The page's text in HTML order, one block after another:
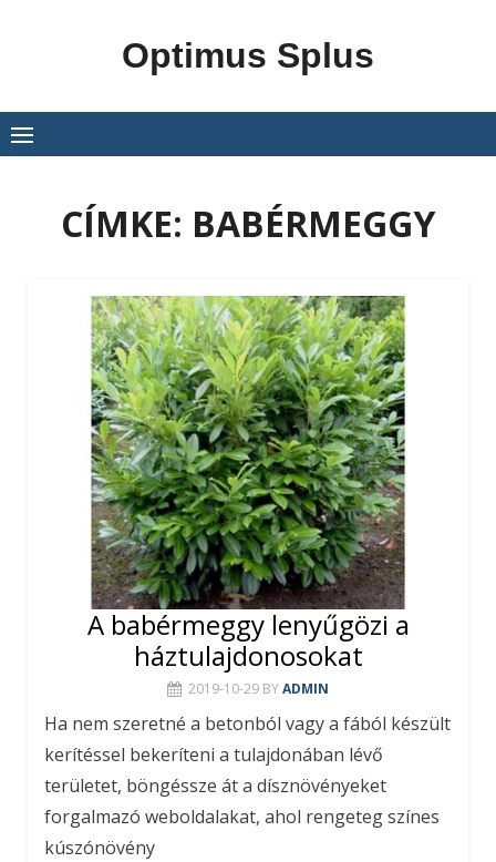
Optimus Splus
CÍMKE: BABÉRMEGGY
A babérmeggy lenyűgözi a
háztulajdonosokat
2019-10-29 BYADMIN
Ha nem szeretné a betonból vagy a fából készült
kerítéssel bekeríteni a tulajdonában lévő
területet, böngéssze át a dísznövényeket
forgalmazó weboldalakat, ahol rengeteg színes
kúszónövény